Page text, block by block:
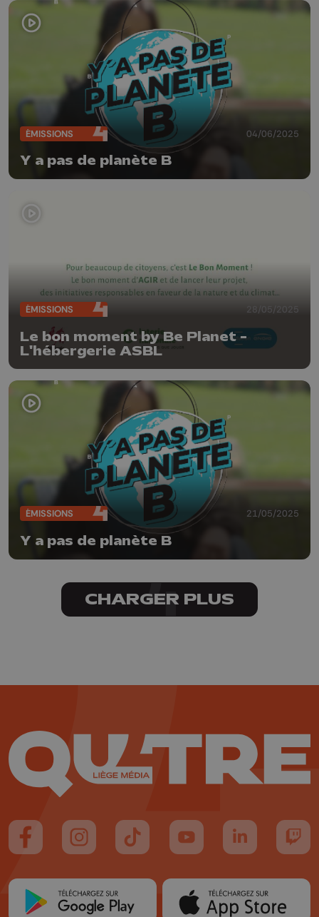
ÉMISSIONS 04/06/2025
Y a pas de planète B
ÉMISSIONS 28/05/2025
Le bon moment by Be Planet -
L'hébergerie ASBL
ÉMISSIONS 21/05/2025
Y a pas de planète B
CHARGER PLUS
Suivez-nous sur FaceBook
Suivez-nous sur Instagram
Suivez-nous sur TikTok
Suivez-nous sur YouTube
Suivez-nous